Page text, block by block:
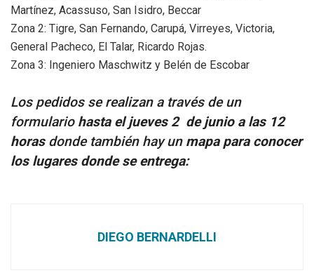
Martínez, Acassuso, San Isidro, Beccar
Zona 2: Tigre, San Fernando, Carupá, Virreyes, Victoria,
General Pacheco, El Talar, Ricardo Rojas.
Zona 3: Ingeniero Maschwitz y Belén de Escobar
Los pedidos se realizan a través de un
formulariohasta el jueves 2 de junio a las 12
horasdonde también hay un mapa para conocer
los lugares donde se entrega:
DIEGO BERNARDELLI